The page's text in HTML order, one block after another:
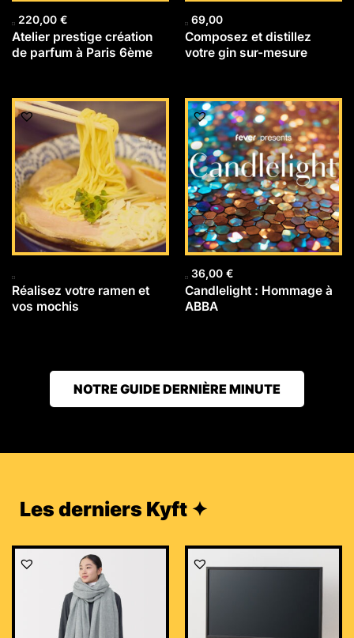
220,00 €
Atelier prestige création
de parfum à Paris 6ème
69,00
Composez et distillez
votre gin sur-mesure
Réalisez votre ramen et
vos mochis
36,00 €
Candlelight : Hommage à
ABBA
NOTRE GUIDE DERNIÈRE MINUTE
Les derniers Kyft ✦